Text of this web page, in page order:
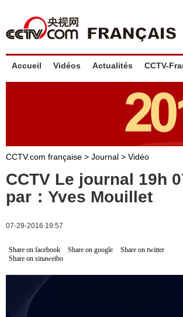
Accueil Vidéos Actualités CCTV-
CCTV.com française > Journal > Vidéo
CCTV Le journal 19h
par：Yves Mouillet
07-29-2016 19:57
Share on facebook Share on google
Share on twitter
Share on sinaweibo